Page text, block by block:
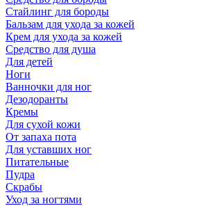
Стайлинг для бороды
Бальзам для ухода за кожей
Крем для ухода за кожей
Средство для душа
Для детей
Ноги
Ванночки для ног
Дезодоранты
Кремы
Для сухой кожи
От запаха пота
Для уставших ног
Питательные
Пудра
Скрабы
Уход за ногтями